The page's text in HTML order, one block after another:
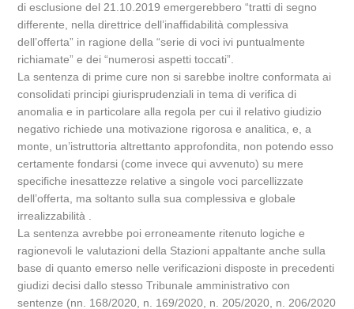
di esclusione del 21.10.2019 emergerebbero “tratti di segno
differente, nella direttrice dell’inaffidabilità complessiva
dell’offerta” in ragione della “serie di voci ivi puntualmente
richiamate” e dei “numerosi aspetti toccati”.
La sentenza di prime cure non si sarebbe inoltre conformata ai
consolidati principi giurisprudenziali in tema di verifica di
anomalia e in particolare alla regola per cui il relativo giudizio
negativo richiede una motivazione rigorosa e analitica, e, a
monte, un’istruttoria altrettanto approfondita, non potendo esso
certamente fondarsi (come invece qui avvenuto) su mere
specifiche inesattezze relative a singole voci parcellizzate
dell’offerta, ma soltanto sulla sua complessiva e globale
irrealizzabilità .
La sentenza avrebbe poi erroneamente ritenuto logiche e
ragionevoli le valutazioni della Stazioni appaltante anche sulla
base di quanto emerso nelle verificazioni disposte in precedenti
giudizi decisi dallo stesso Tribunale amministrativo con
sentenze (nn. 168/2020, n. 169/2020, n. 205/2020, n. 206/2020